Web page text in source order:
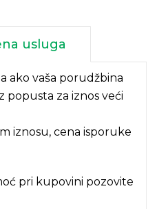
usluga
ako vaša porudžbina
za iznos veći
iznosu, cena isporuke
pri kupovini pozovite